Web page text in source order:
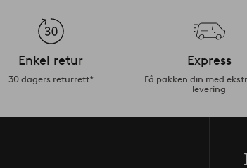
Enkel retur
30 dagers returrett*
Express
Få pakken din med
levering